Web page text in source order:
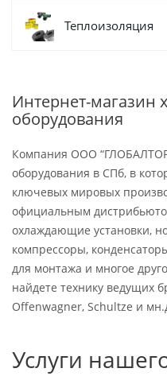
Теплоизоляция
Интернет-магазин
оборудования
Компания ООО
оборудования в СПб, в
ключевых мировых
официальным
охлаждающие установки,
компрессоры,
для монтажа и многое
найдете технику ведущих
Offenwagner, Schultze и
Услуги